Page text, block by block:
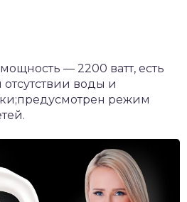
— 2200 ватт, есть
воды и
режим